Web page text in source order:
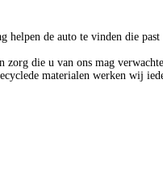
de auto te vinden die
die u van ons mag
materialen werken wij